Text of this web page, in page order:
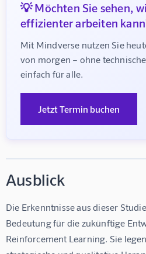
💡 Möchten Sie sehen,
effizienter arbeiten
Mit Mindverse nutzen Sie
von morgen – ohne
einfach für alle.
Jetzt Termin buchen
Ausblick
Die Erkenntnisse aus dieser
Bedeutung für die zukünftige
Reinforcement Learning. Sie